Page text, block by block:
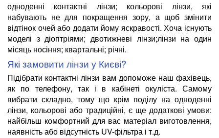
одноденні контактні лінзи; кольорові лінзи, які
набувають не для покращення зору, а щоб змінити
відтінок очей або додати йому яскравості. Хоча існують
моделі з діоптріями; двотижневі лінзи;лінзи на один
місяць носіння; квартальні; річні.
Які замовити лінзи у Києві?
Підібрати контактні лінзи вам допоможе наш фахівець,
як по телефону, так і в кабінеті окуліста. Самому
вибрати складно, тому що крім поділу на одноденні
лінзи, кольорові або традиційні, є ще додаткові умови:
найбільш комфортний для вас матеріал виготовлення,
наявність або відсутність UV-фільтра і т.д.